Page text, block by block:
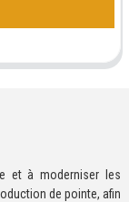
et à moderniser les
de pointe, afin